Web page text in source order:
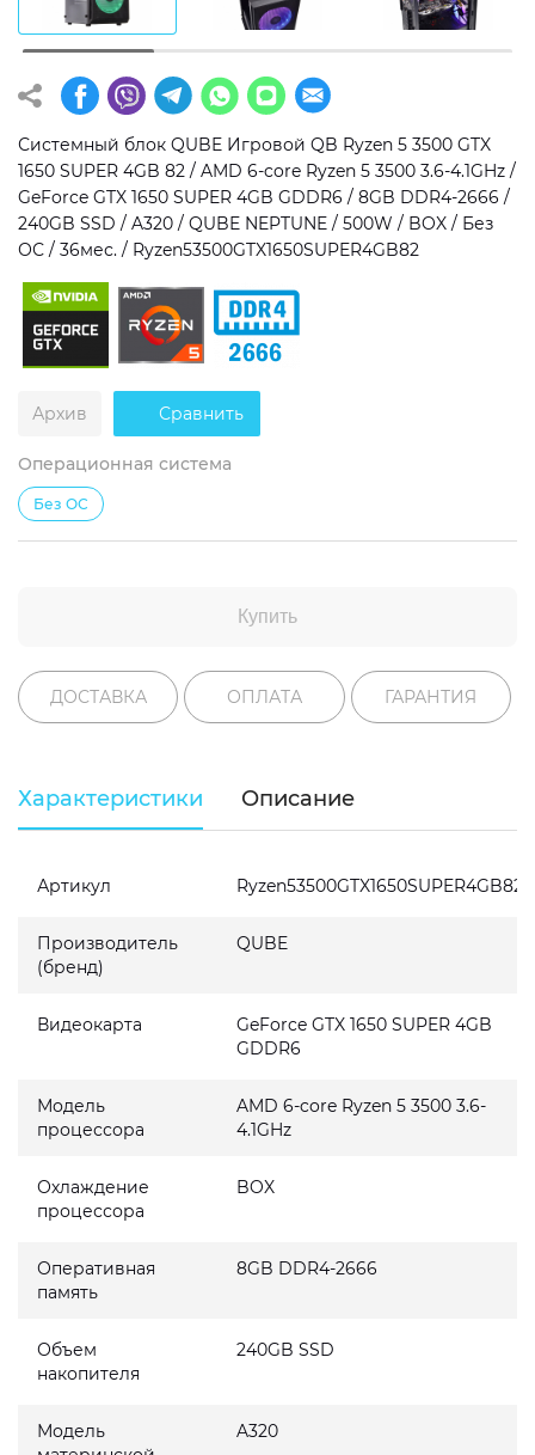
Операционная система
Windows 11 Home
Windows 11 Pro
Без ОС
Тип накопителя
SSD
HDD
SSD + HDD
Дополнительно
RGB-подсветка
Разблокированный множитель CPU
Сверхбыстрый M.2 SSD NVME
Системный блок QUBE Игровой QB Ryzen 5 3500 GTX
1650 SUPER 4GB 82 / AMD 6-core Ryzen 5 3500 3.6-4.1GHz /
GeForce GTX 1650 SUPER 4GB GDDR6 / 8GB DDR4-2666 /
240GB SSD / A320 / QUBE NEPTUNE / 500W / BOX / Без
ОС / 36мес. / Ryzen53500GTX1650SUPER4GB82
Архив Сравнить
Операционная система
Без ОС
Купить
ДОСТАВКА ОПЛАТА ГАРАНТИЯ
Характеристики Описание
Артикул Ryzen53500GTX1650SUPER4GB82
Производитель
(бренд)
QUBE
Видеокарта
GeForce GTX 1650 SUPER 4GB
GDDR6
Модель
процессора
AMD 6-core Ryzen 5 3500 3.6-
4.1GHz
Охлаждение
процессора
BOX
Оперативная
память
8GB DDR4-2666
Объем
накопителя
240GB SSD
Модель
A320